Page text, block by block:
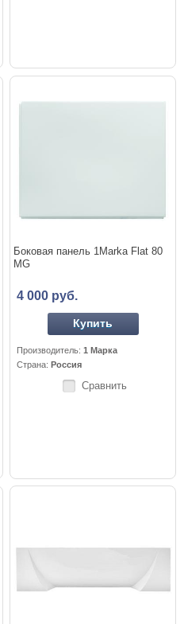
Боковая панель 1Marka Flat 80
MG
4 000 руб.
Купить
Производитель:1 Марка
Страна:Россия
Сравнить